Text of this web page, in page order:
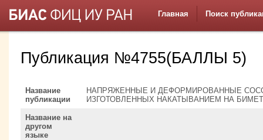
Главная Поиск
Публикация №4755(БАЛЛЫ 5)
Название
публикации
НАПРЯЖЕННЫЕ И ДЕФОРМИРОВАННЫЕ
ИЗГОТОВЛЕННЫХ НАКАТЫВАНИЕМ НА
Название на
другом
языке